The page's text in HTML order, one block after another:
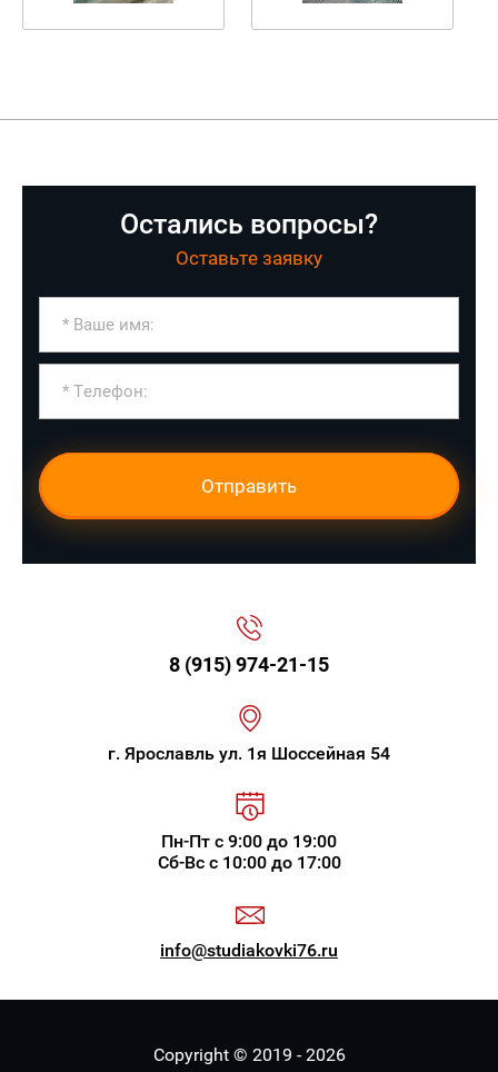
8 (915) 974-21-15
г. Ярославль ул. 1я Шоссейная 54
Пн-Пт с 9:00 до 19:00
Сб-Вс с 10:00 до 17:00
info@studiakovki76.ru
Остались вопросы?
Оставьте заявку
Отправить
Copyright © 2019 - 2026